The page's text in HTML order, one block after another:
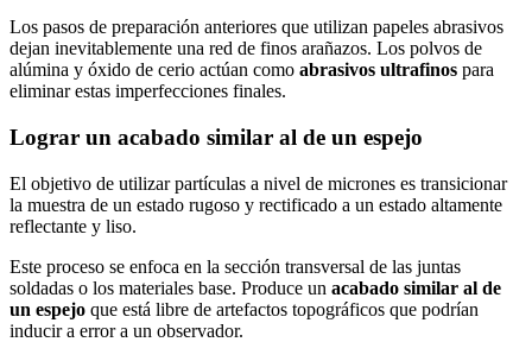
Los pasos de preparación anteriores que utilizan papeles abrasivos
dejan inevitablemente una red de finos arañazos. Los polvos de
alúmina y óxido de cerio actúan como abrasivos ultrafinos para
eliminar estas imperfecciones finales.
Lograr un acabado similar al de un espejo
El objetivo de utilizar partículas a nivel de micrones es transicionar
la muestra de un estado rugoso y rectificado a un estado altamente
reflectante y liso.
Este proceso se enfoca en la sección transversal de las juntas
soldadas o los materiales base. Produce un acabado similar al de
un espejo que está libre de artefactos topográficos que podrían
inducir a error a un observador.